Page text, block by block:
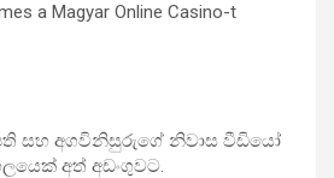
a Magyar Online Casino-t
සහ අගවිනිසුරුගේ නිවාස වීඩියෝ
අත් අඩංගුවට.